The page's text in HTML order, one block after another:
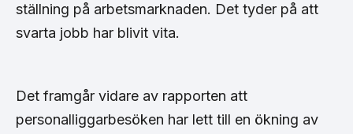
ställning på arbetsmarknaden. Det tyder på att
svarta jobb har blivit vita.
Det framgår vidare av rapporten att
personalliggarbesöken har lett till en ökning av